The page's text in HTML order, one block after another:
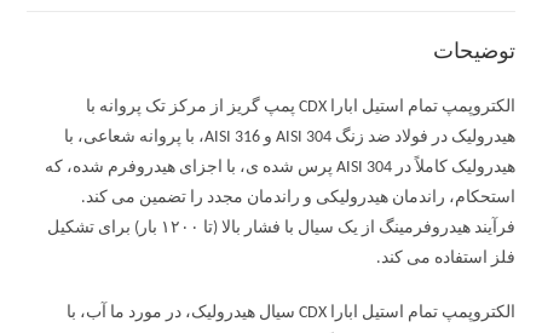
توضیحات
الکتروپمپ تمام استیل ابارا CDX پمپ گریز از مرکز تک پروانه با
هیدرولیک در فولاد ضد زنگ AISI 304 و AISI 316، با پروانه شعاعی، با
هیدرولیک کاملاً در AISI 304 پرس شده ی، با اجزای هیدروفرم شده، که
استحکام، راندمان هیدرولیکی و راندمان مجدد را تضمین می کند.
فرآیند هیدروفرمینگ از یک سیال با فشار بالا (تا ۱۲۰۰ بار) برای تشکیل
فلز استفاده می کند.
الکتروپمپ تمام استیل ابارا CDX سیال هیدرولیک، در مورد ما آب، با